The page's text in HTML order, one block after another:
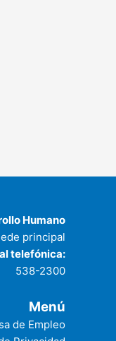
Humano
principal
telefónica:
538-2300
Menú
de Empleo